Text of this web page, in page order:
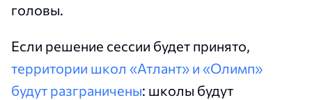
головы.
Если решение сессии будет принято,
территории школ «Атлант» и «Олимп»
будут разграничены: школы будут